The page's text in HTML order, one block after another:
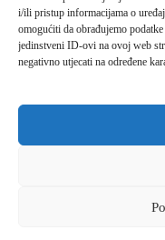
i/ili pristup informacijama o
omogućiti da obrađujemo
jedinstveni ID-ovi na ovoj web
negativno utjecati na određene
Meli